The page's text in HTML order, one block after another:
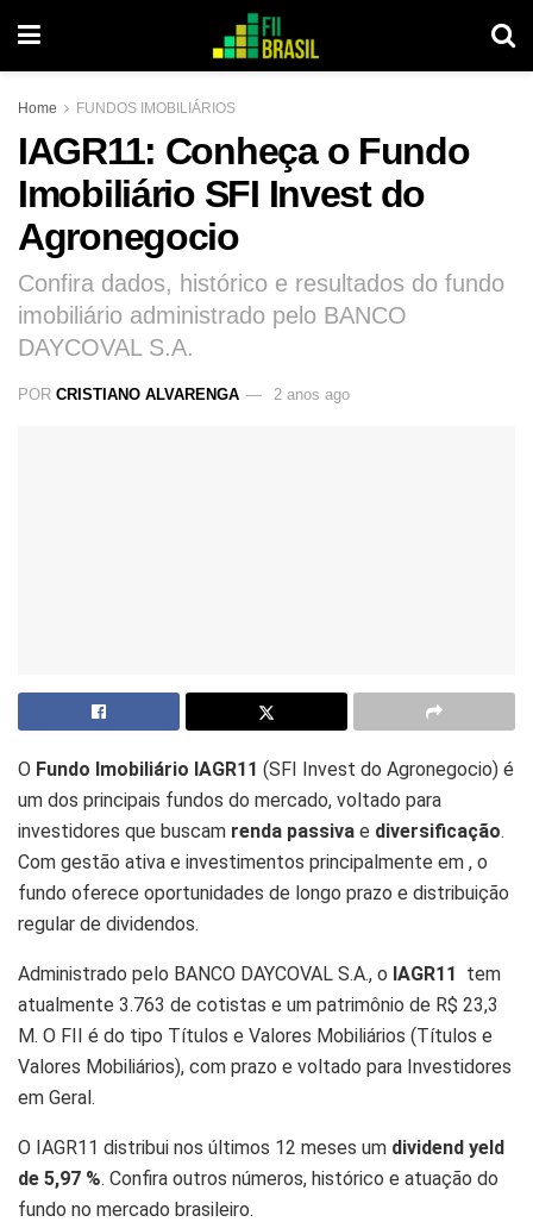
Home FUNDOS IMOBILIÁRIOS
IAGR11: Conheça o Fundo
Imobiliário SFI Invest do
Agronegocio
Confira dados, histórico e resultados do fundo
imobiliário administrado pelo BANCO
DAYCOVAL S.A.
POR CRISTIANO ALVARENGA 2 anos ago
O Fundo Imobiliário IAGR11 (SFI Invest do Agronegocio) é
um dos principais fundos do mercado, voltado para
investidores que buscam renda passiva e diversificação.
Com gestão ativa e investimentos principalmente em , o
fundo oferece oportunidades de longo prazo e distribuição
regular de dividendos.
Administrado pelo BANCO DAYCOVAL S.A., o IAGR11 tem
atualmente 3.763 de cotistas e um patrimônio de R$ 23,3
M. O FII é do tipo Títulos e Valores Mobiliários (Títulos e
Valores Mobiliários), com prazo e voltado para Investidores
em Geral.
O IAGR11 distribui nos últimos 12 meses um dividend yeld
de 5,97 %. Confira outros números, histórico e atuação do
fundo no mercado brasileiro.